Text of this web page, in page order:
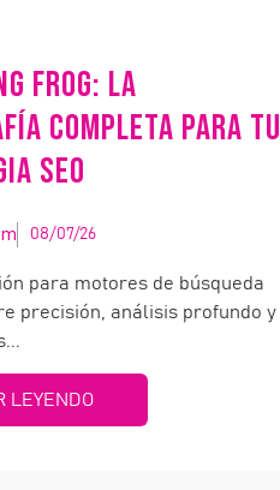
FROG: LA
COMPLETA PARA TU
SEO
08/07/26
para motores de búsqueda
precisión, análisis profundo y
LEYENDO